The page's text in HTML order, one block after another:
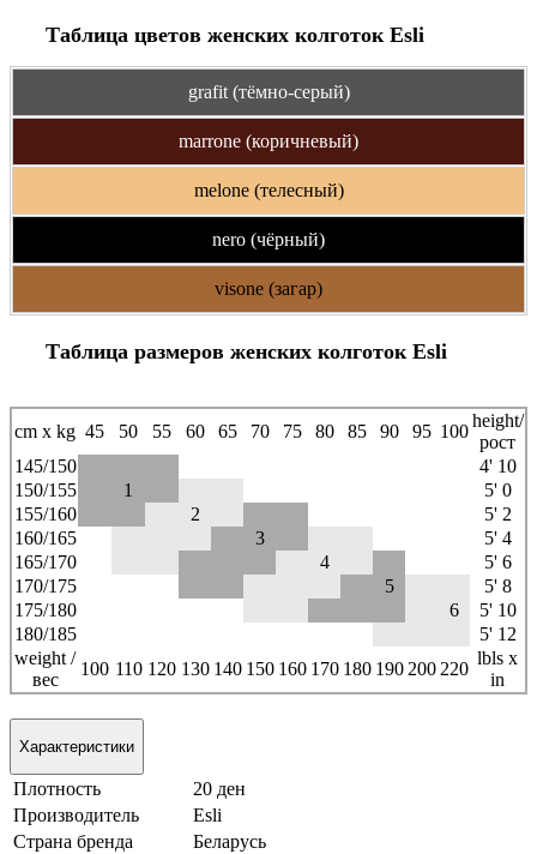
Таблица цветов женских колготок Esli
grafit (тёмно-серый)
marrone (коричневый)
melone (телесный)
nero (чёрный)
visone (загар)
Таблица размеров женских колготок Esli
cm x kg 45 50 55 60 65 70 75 80 85 90 95 100
height/
рост
145/150
4' 10
150/155
1
5' 0
155/160
2
5' 2
160/165
3
5' 4
165/170
4
5' 6
170/175
5
5' 8
175/180
6
5' 10
180/185
5' 12
weight /
вес
100 110 120 130 140 150 160 170 180 190 200 220
lbls x
in
Характеристики
Плотность
20 ден
Производитель
Esli
Страна бренда
Беларусь